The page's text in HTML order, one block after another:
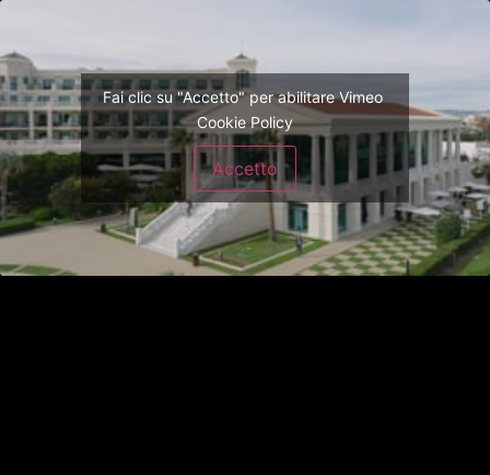
Fai clic su "Accetto" per abilitare Vimeo
Cookie Policy
Accetto